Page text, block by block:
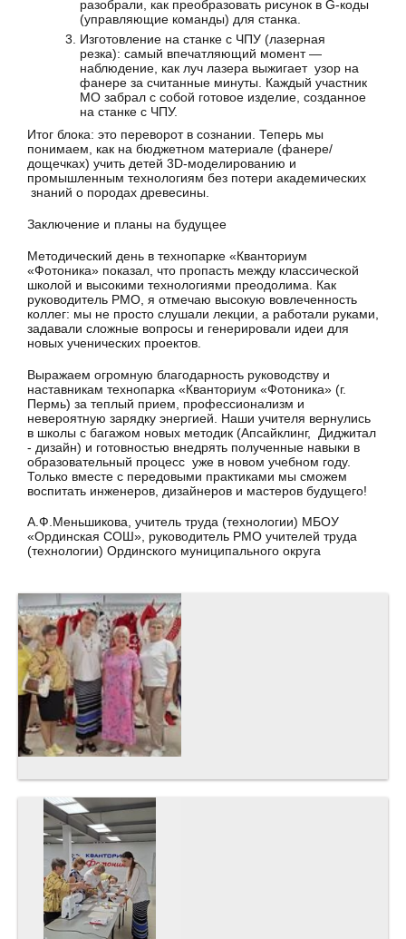
разобрали, как преобразовать рисунок в G-коды
(управляющие команды) для станка.
Изготовление на станке с ЧПУ (лазерная
резка): самый впечатляющий момент —
наблюдение, как луч лазера выжигает узор на
фанере за считанные минуты. Каждый участник
МО забрал с собой готовое изделие, созданное
на станке с ЧПУ.
Итог блока: это переворот в сознании. Теперь мы
понимаем, как на бюджетном материале (фанере/
дощечках) учить детей 3D-моделированию и
промышленным технологиям без потери академических
знаний о породах древесины.
Заключение и планы на будущее
Методический день в технопарке «Кванториум
«Фотоника» показал, что пропасть между классической
школой и высокими технологиями преодолима. Как
руководитель РМО, я отмечаю высокую вовлеченность
коллег: мы не просто слушали лекции, а работали руками,
задавали сложные вопросы и генерировали идеи для
новых ученических проектов.
Выражаем огромную благодарность руководству и
наставникам технопарка «Кванториум «Фотоника» (г.
Пермь) за теплый прием, профессионализм и
невероятную зарядку энергией. Наши учителя вернулись
в школы с багажом новых методик (Апсайклинг, Диджитал
- дизайн) и готовностью внедрять полученные навыки в
образовательный процесс уже в новом учебном году.
Только вместе с передовыми практиками мы сможем
воспитать инженеров, дизайнеров и мастеров будущего!
А.Ф.Меньшикова, учитель труда (технологии) МБОУ
«Ординская СОШ», руководитель РМО учителей труда
(технологии) Ординского муниципального округа